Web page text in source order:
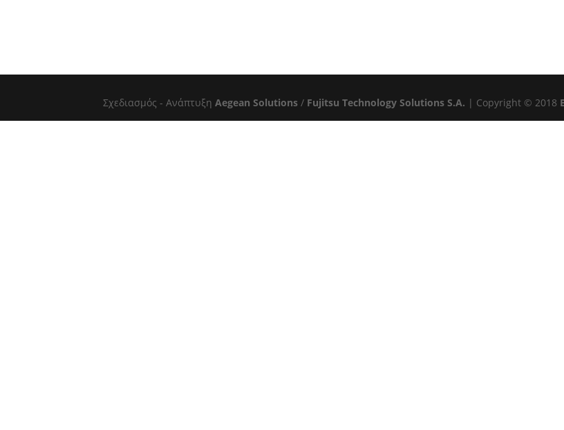
Σχεδιασμός - ΑνάπτυξηAegean Solutions / Fujitsu Technology Solutions S.A. | Copyright © 2018